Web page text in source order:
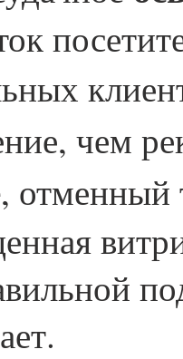
чем
, отменный